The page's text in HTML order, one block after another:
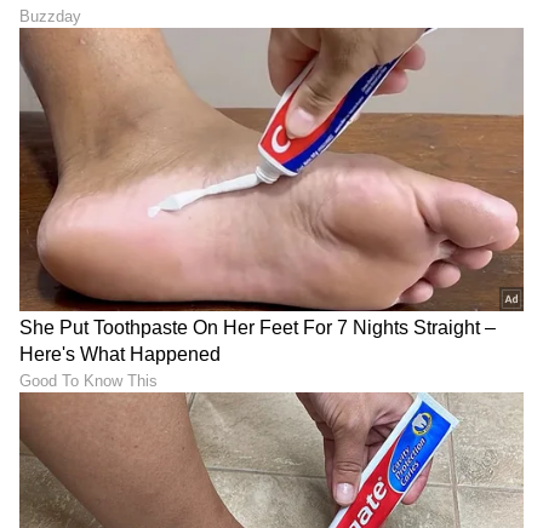
ಉತ್ಪನ್ನಗಳಲ್ಲಿ ವ್ಯಾಪಾರ ಮಾಡಲು ನಿರ್ಧರಿಸಿದರು. 2006
ರಲ್ಲಿ, ಅವರು 25 ವರ್ಷ ವಯಸ್ಸಿನವರಾಗಿದ್ದಾಗ, ಅವರು Vu
ಟೆಲಿವಿಷನ್ಸ್ ಕಂಪನಿಯನ್ನು ಪ್ರಾರಂಭಿಸಿದರು. ದೇವಿತಾ
ಸರಾಫ್ ಅವರು ತಮ್ಮದೇ ಆದ ಉತ್ಪನ್ನ ಅಭಿವೃದ್ಧಿ
ಪ್ರಯೋಗಾಲಯವನ್ನು ರಚಿಸಿದರು, ಅಲ್ಲಿ ಅವರು
ವ್ಯಾಪಾರಕ್ಕಾಗಿ ತಮ್ಮದೇ ಆದ ಆವಿಷ್ಕಾರಗಳನ್ನು ನಡೆಸಿದರು.
9
13
ನಾನು ಸುಧಾರಿತ ಟಿವಿ ಮಾಡಲು ಪ್ರಾರಂಭಿಸಿದಾಗ,